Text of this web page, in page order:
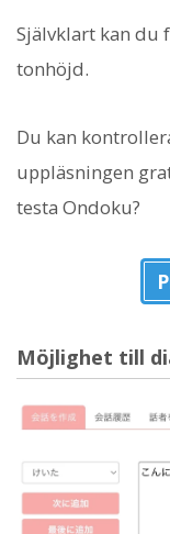
Självklart kan du
tonhöjd.
Du kan
uppläsningen
testa Ondoku?
Möjlighet till